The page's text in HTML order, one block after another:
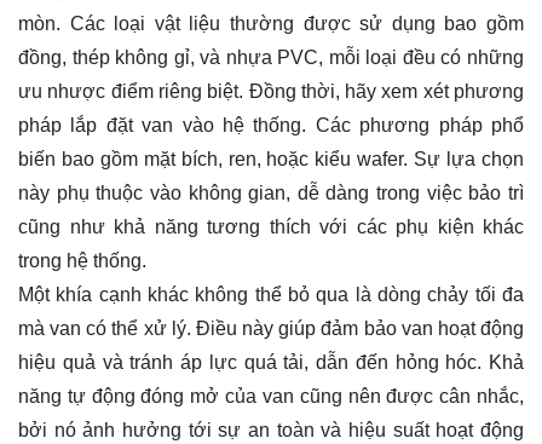
mòn. Các loại vật liệu thường được sử dụng bao gồm
đồng, thép không gỉ, và nhựa PVC, mỗi loại đều có những
ưu nhược điểm riêng biệt. Đồng thời, hãy xem xét phương
pháp lắp đặt van vào hệ thống. Các phương pháp phổ
biến bao gồm mặt bích, ren, hoặc kiểu wafer. Sự lựa chọn
này phụ thuộc vào không gian, dễ dàng trong việc bảo trì
cũng như khả năng tương thích với các phụ kiện khác
trong hệ thống.
Một khía cạnh khác không thể bỏ qua là dòng chảy tối đa
mà van có thể xử lý. Điều này giúp đảm bảo van hoạt động
hiệu quả và tránh áp lực quá tải, dẫn đến hỏng hóc. Khả
năng tự động đóng mở của van cũng nên được cân nhắc,
bởi nó ảnh hưởng tới sự an toàn và hiệu suất hoạt động